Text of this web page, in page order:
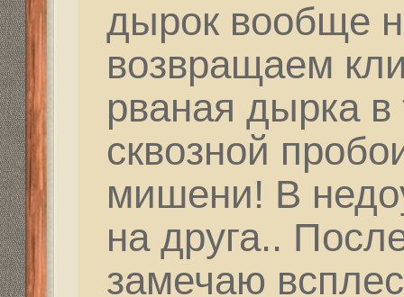
подвластна!
Тогда будет
правильно и дальше
Как Штирлиц
обратная сторона
Правильное
дальнейшей
этого все